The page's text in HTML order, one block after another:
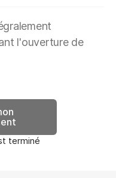
l'ouverture de
terminé